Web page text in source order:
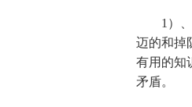
1）、
迈的和掉
有用的知
矛盾。